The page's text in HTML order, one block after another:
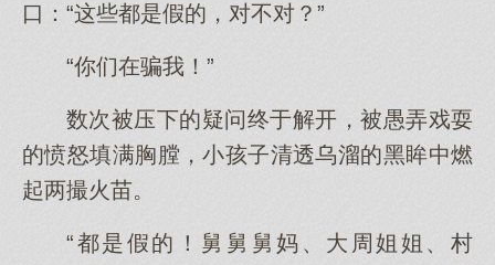
口：“这些都是假的，对不对？”
“你们在骗我！”
数次被压下的疑问终于解开，被愚弄戏耍
的愤怒填满胸膛，小孩子清透乌溜的黑眸中燃
起两撮火苗。
“都是假的！舅舅舅妈、大周姐姐、村